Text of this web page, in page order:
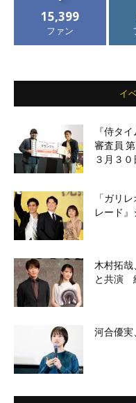
15,399
ファン
イ
『侍タ
審査員
３月３
「ガリ
レード
木村拓哉
と共演
河合優実